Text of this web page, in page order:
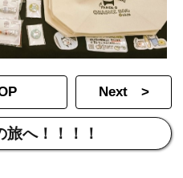
Next >
へ！！！！